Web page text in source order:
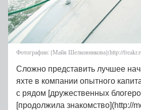
Фотографии: [Майя Шелковникова](http://
Сложно представить лучшее
яхте в компании опытного
с рядом [дружественных
[продолжила знакомство](http://